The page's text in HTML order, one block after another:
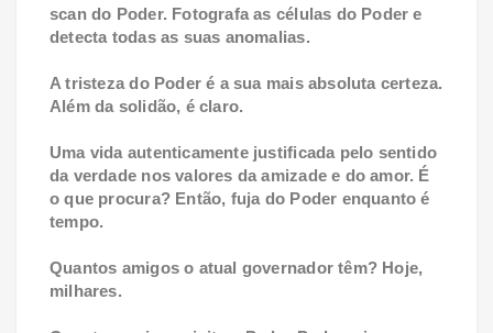
scan do Poder. Fotografa as células do Poder e
detecta todas as suas anomalias.
A tristeza do Poder é a sua mais absoluta certeza.
Além da solidão, é claro.
Uma vida autenticamente justificada pelo sentido
da verdade nos valores da amizade e do amor. É
o que procura? Então, fuja do Poder enquanto é
tempo.
Quantos amigos o atual governador têm? Hoje,
milhares.